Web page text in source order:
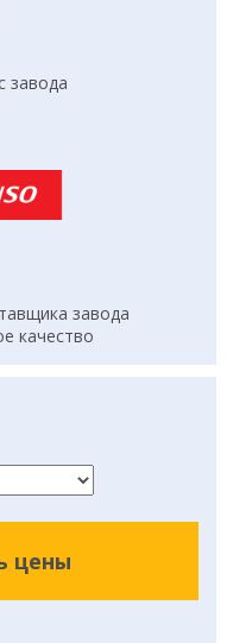
завода
завода
качество
цены